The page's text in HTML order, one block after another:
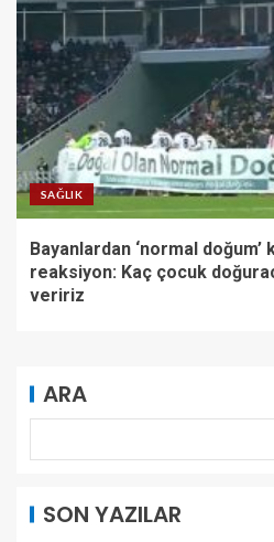
SAĞLIK
Bayanlardan ‘normal doğum’
reaksiyon: Kaç çocuk
veririz
ARA
SON YAZILAR